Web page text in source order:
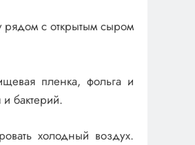
рядом с открытым сыром
пленка, фольга и
бактерий.
холодный воздух.